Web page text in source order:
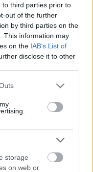
to third parties prior to
out of the further
by third parties on the
This information may
on the IAB’s List of
disclose it to other
one or more Google
You may click to
its third-party tags to
in below Google
storage
on web or